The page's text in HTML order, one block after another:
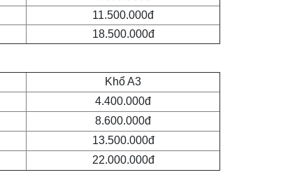
11.500.000đ
18.500.000đ
Khổ A3
4.400.000đ
8.600.000đ
13.500.000đ
22.000.000đ